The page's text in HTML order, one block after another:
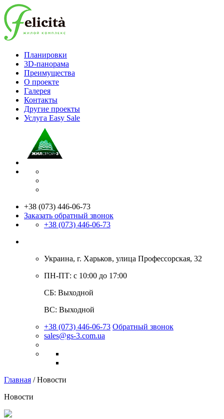
Планировки
3D-панорама
Преимущества
О проекте
Галерея
Контакты
Другие проекты
Услуга Easy Sale
+38 (073) 446-06-73
Заказать обратный звонок
+38 (073) 446-06-73
Украина, г. Харьков, улица Профессорская, 32
ПН-ПТ: с 10:00 до 17:00
СБ: Выходной
ВС: Выходной
+38 (073) 446-06-73 Обратный звонок
sales@gs-3.com.ua
Главная /Новости
Новости